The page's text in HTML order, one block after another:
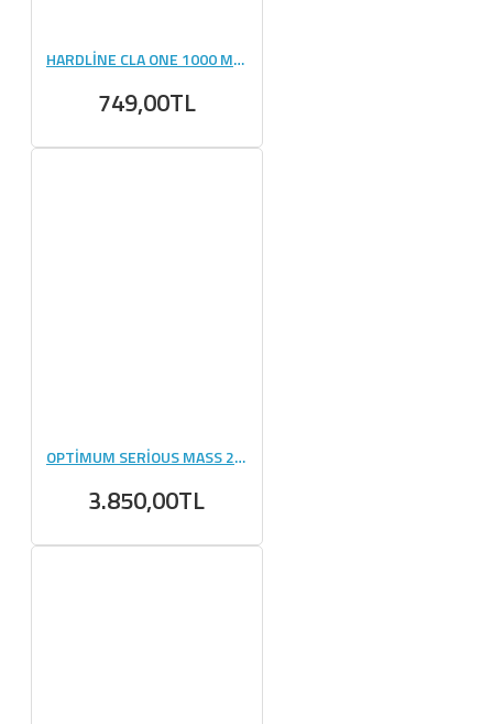
HARDLİNE CLA ONE 1000 MG - 100 KAPSÜL
749,00TL
OPTİMUM SERİOUS MASS 2727 GR
3.850,00TL